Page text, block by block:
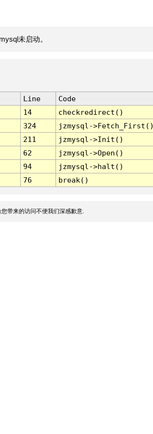
未启动。
Line
Code
14
checkredirect()
324
jzmysql-
211
jzmysql->Init()
62
jzmysql->Open()
94
jzmysql->halt()
76 break()
带来的访问不便我们深感歉意.